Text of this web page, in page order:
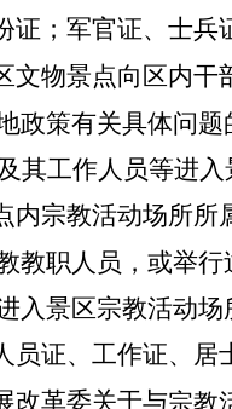
证；军官证、士兵
文物景点向区内干
政策有关具体问题
其工作人员等进
内宗教活动场所
教职人员，或举
入景区宗教活动场
员证、 工作证、居
改革委关于与宗教